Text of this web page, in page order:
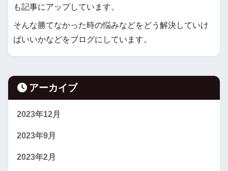
も記事にアップしています。
そんな勝てなかった時の悩みなどをどう解決していけ
ばいいかなどをブログにしています。
アーカイブ
2023年12月
2023年9月
2023年2月